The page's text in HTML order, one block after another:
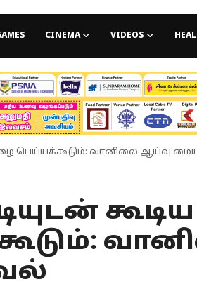
CINEMA VIDEOS
பெய்யக்கூடும்: வானிலை ஆய்வு
கூடிய